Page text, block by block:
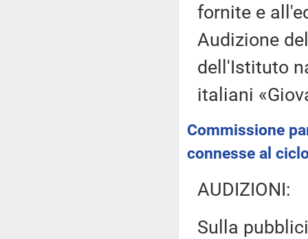
fornite e
Audizione
dell'Istituto
italiani
Commissione
connesse al
AUDIZIONI:
Sulla